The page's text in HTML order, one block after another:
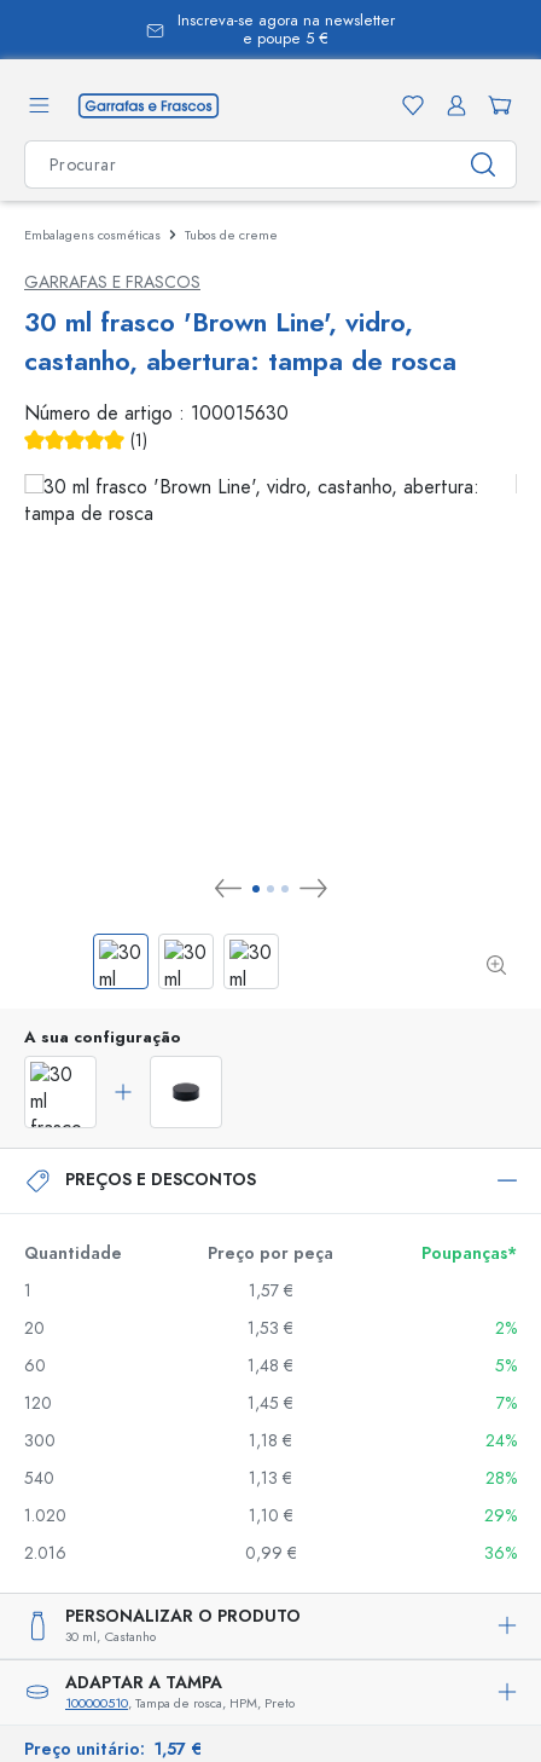
Inscreva-se agora na newsletter
e poupe 5 €
Embalagens cosméticas Tubos de creme
GARRAFAS E FRASCOS
30 ml frasco 'Brown Line', vidro,
castanho, abertura: tampa de rosca
Número de artigo : 100015630
(1)
A sua configuração
PREÇOS E DESCONTOS
Quantidade Preço por peça
Poupanças*
1
1,57 €
20
1,53 €
2%
60
1,48 €
5%
120
1,45 €
7%
300
1,18 €
24%
540
1,13 €
28%
1.020
1,10 €
29%
2.016
0,99 € 36%
PERSONALIZAR O PRODUTO
30 ml, Castanho
ADAPTAR A TAMPA
100000510, Tampa de rosca, HPM, Preto
Preço unitário: 1,57 €